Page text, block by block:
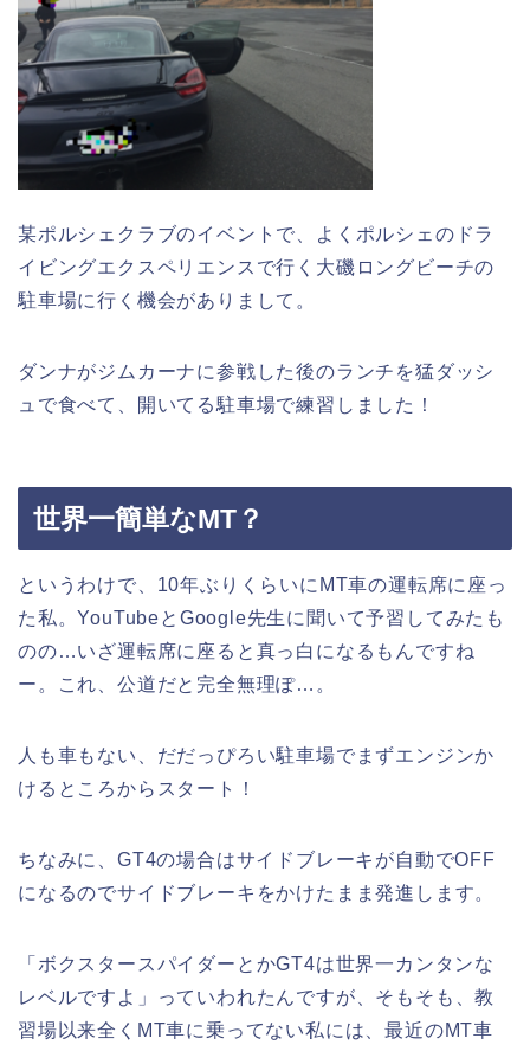
某ポルシェクラブのイベントで、よくポルシェのドラ
イビングエクスペリエンスで行く大磯ロングビーチの
駐車場に行く機会がありまして。
ダンナがジムカーナに参戦した後のランチを猛ダッシ
ュで食べて、開いてる駐車場で練習しました！
世界一簡単なMT？
というわけで、10年ぶりくらいにMT車の運転席に座っ
た私。YouTubeとGoogle先生に聞いて予習してみたも
のの…いざ運転席に座ると真っ白になるもんですね
ー。これ、公道だと完全無理ぽ…。
人も車もない、だだっぴろい駐車場でまずエンジンか
けるところからスタート！
ちなみに、GT4の場合はサイドブレーキが自動でOFF
になるのでサイドブレーキをかけたまま発進します。
「ボクスタースパイダーとかGT4は世界一カンタンな
レベルですよ」っていわれたんですが、そもそも、教
習場以来全くMT車に乗ってない私には、最近のMT車